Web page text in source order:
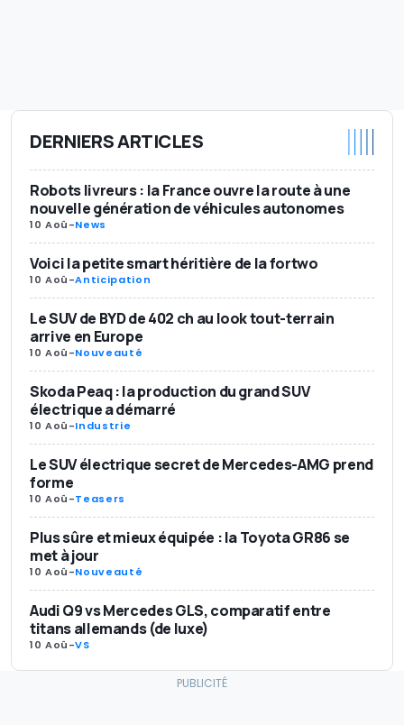
DERNIERS ARTICLES
Robots livreurs : la France ouvre la route à une
nouvelle génération de véhicules autonomes
10 Aoû-News
Voici la petite smart héritière de la fortwo
10 Aoû-Anticipation
Le SUV de BYD de 402 ch au look tout-terrain
arrive en Europe
10 Aoû-Nouveauté
Skoda Peaq : la production du grand SUV
électrique a démarré
10 Aoû-Industrie
Le SUV électrique secret de Mercedes-AMG prend
forme
10 Aoû-Teasers
Plus sûre et mieux équipée : la Toyota GR86 se
met à jour
10 Aoû-Nouveauté
Audi Q9 vs Mercedes GLS, comparatif entre
titans allemands (de luxe)
10 Aoû-VS